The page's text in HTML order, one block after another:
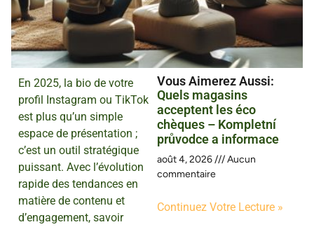
En 2025, la bio de votre
profil Instagram ou TikTok
est plus qu’un simple
espace de présentation ;
c’est un outil stratégique
puissant. Avec l’évolution
rapide des tendances en
matière de contenu et
d’engagement, savoir
Vous Aimerez Aussi :
Quels magasins
acceptent les éco
chèques – Kompletní
průvodce a informace
août 4, 2026
Aucun
commentaire
Continuez Votre Lecture »